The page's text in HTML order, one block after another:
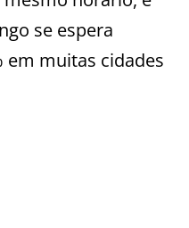
se espera
em muitas cidades